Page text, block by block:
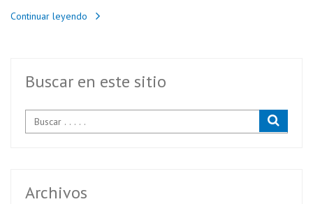
Continuar leyendo
Buscar en este sitio
Archivos